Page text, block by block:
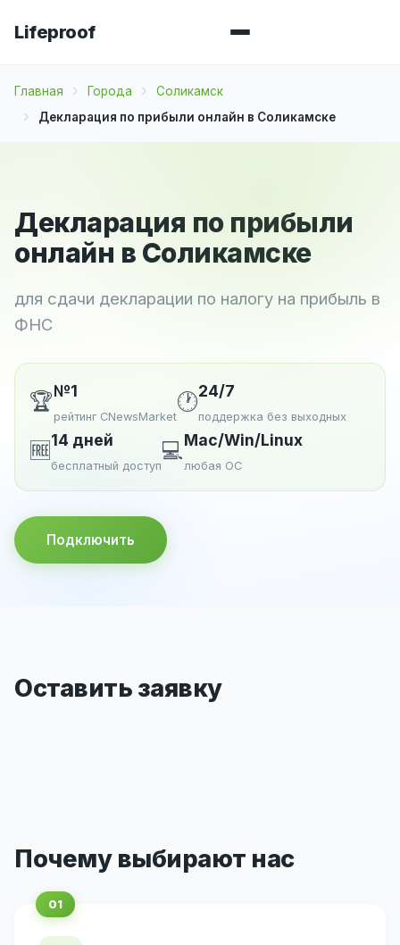
Lifeproof
Главная Города
Соликамск
Декларация по прибыли онлайн в Соликамске
Декларация по прибыли
онлайн в Соликамске
для сдачи декларации по налогу на прибыль в
ФНС
🏆№1
рейтинг CNewsMarket
🕐24/7
поддержка без выходных
🆓14 дней
бесплатный доступ
💻Mac/Win/Linux
любая ОС
Подключить
Оставить заявку
Почему выбирают нас